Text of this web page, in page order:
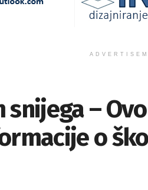
–
o